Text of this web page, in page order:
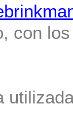
con